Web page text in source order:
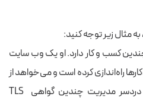
مثال زیر توجه کنید:
چندین کسب و کار دارد. او یک وب سایت
راه‌اندازی کرده است و می‌خواهد از
HTTPS برای همه آن‌ها بدون دردسر مدیریت چندین گواهی TLS